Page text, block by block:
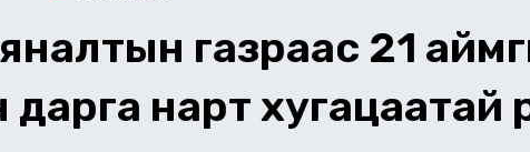
газраас 21
нарт хугацаатай